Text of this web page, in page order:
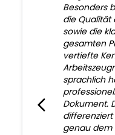
Besonders
die Qualität
sowie die
gesamten
vertiefte
sprachlich
Dokument.
genau dem